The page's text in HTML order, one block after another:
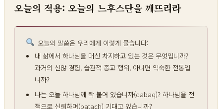
오늘의 적용: 오늘의 느후스단을 깨뜨리라
오늘의 말씀은 우리에게 이렇게 물습니다:
내 삶에서 하나님을 대신 차지하고 있는 것은 무엇입니까?
과거의 신않 경험, 습관적 종교 행위, 아니면 익숙한 전통입
니까?
나는 오늘 하나님께 탁 붙어 있습니까(dabaq)? 하나님을 전
적으로 신뢰하며(batach) 기대고 있습니까?